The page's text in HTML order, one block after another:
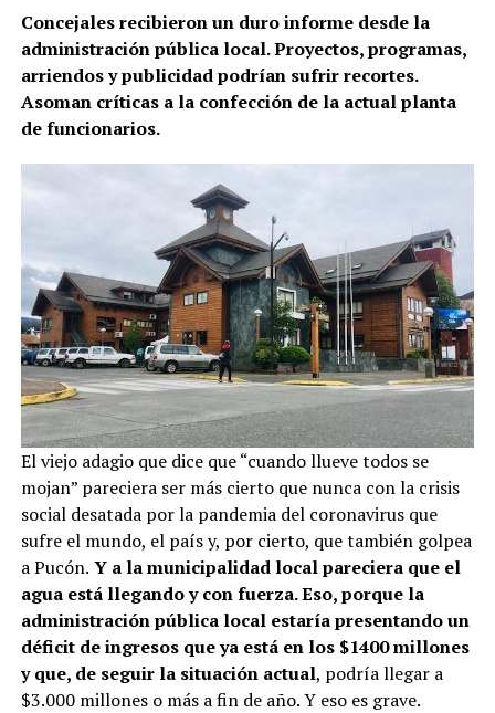
Concejales recibieron un duro informe desde la
administración pública local. Proyectos, programas,
arriendos y publicidad podrían sufrir recortes.
Asoman críticas a la confección de la actual planta
de funcionarios.
El viejo adagio que dice que “cuando llueve todos se
mojan” pareciera ser más cierto que nunca con la crisis
social desatada por la pandemia del coronavirus que
sufre el mundo, el país y, por cierto, que también golpea
a Pucón. Y a la municipalidad local pareciera que el
agua está llegando y con fuerza. Eso, porque la
administración pública local estaría presentando un
déficit de ingresos que ya está en los $1400 millones
y que, de seguir la situación actual, podría llegar a
$3.000 millones o más a fin de año. Y eso es grave.